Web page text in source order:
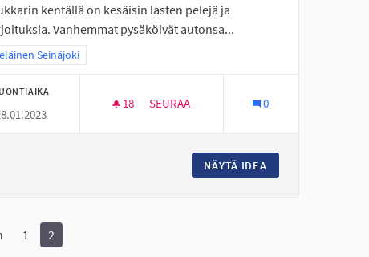
kentällä on kesäisin lasten pelejä ja
Vanhemmat pysäköivät autonsa...
tulokset teeman mukaan: Eteläinen Seinäjoki
Seinäjoki
18 18 SEURAAJAA
SEURAA 0
NÄYTÄ IDEA
1 2